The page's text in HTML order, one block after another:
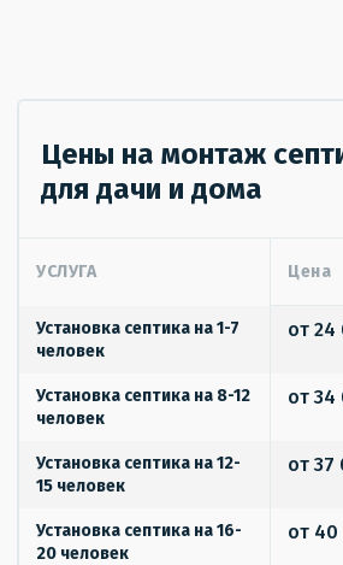
Цены на монтаж
для дачи и дома
УСЛУГА
Установка септика на 1-7
человек
Установка септика на 8-12
человек
Установка септика на 12-
15 человек
Установка септика на 16-
20 человек
Цена
от 24
от 34
от 37
от